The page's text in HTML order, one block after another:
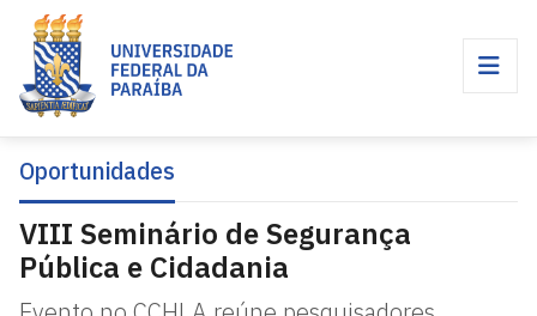
Oportunidades
VIII Seminário de Segurança
Pública e Cidadania